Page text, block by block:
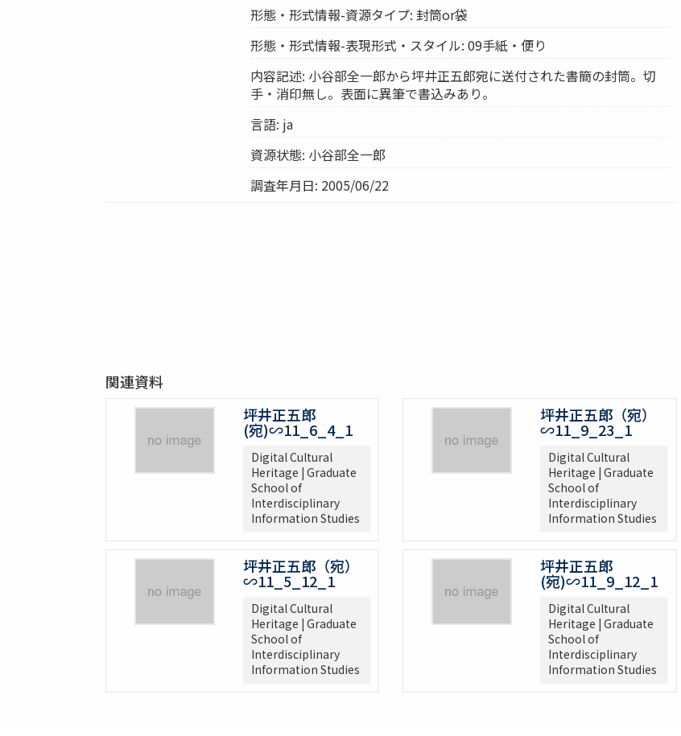
形態・形式情報-資源タイプ: 封筒or袋
形態・形式情報-表現形式・スタイル: 09手紙・便り
内容記述: 小谷部全一郎から坪井正五郎宛に送付された書簡の封筒。切
手・消印無し。表面に異筆で書込みあり。
言語: ja
資源状態: 小谷部全一郎
調査年月日: 2005/06/22
関連資料
坪井正五郎
(宛)∽11_6_4_1
Digital Cultural
Heritage | Graduate
School of
Interdisciplinary
Information Studies
坪井正五郎（宛）
∽11_9_23_1
Digital Cultural
Heritage | Graduate
School of
Interdisciplinary
Information Studies
坪井正五郎（宛）
∽11_5_12_1
Digital Cultural
Heritage | Graduate
School of
Interdisciplinary
Information Studies
坪井正五郎
(宛)∽11_9_12_1
Digital Cultural
Heritage | Graduate
School of
Interdisciplinary
Information Studies